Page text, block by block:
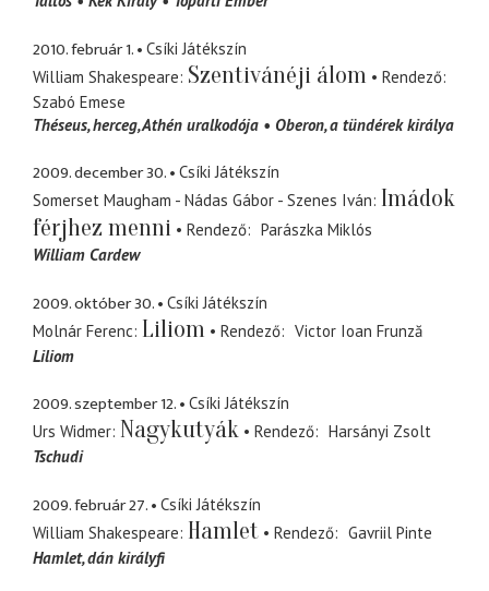
2010. február 1.
Csíki Játékszín
William Shakespeare Szentivánéji álom
Rendező
Szabó Emese
Théseus herceg, Athén uralkodója Oberon a tündérek királya
2009. december 30.
Csíki Játékszín
Somerset Maugham - Nádas Gábor - Szenes Iván Imádok
férjhez menni
Rendező
Parászka Miklós
William Cardew
2009. október 30.
Csíki Játékszín
Molnár Ferenc Liliom Rendező
Victor Ioan Frunză
Liliom
2009. szeptember 12.
Csíki Játékszín
Urs Widmer Nagykutyák Rendező
Harsányi Zsolt
Tschudi
2009. február 27.
Csíki Játékszín
William Shakespeare Hamlet Rendező
Gavriil Pinte
Hamlet dán királyfi